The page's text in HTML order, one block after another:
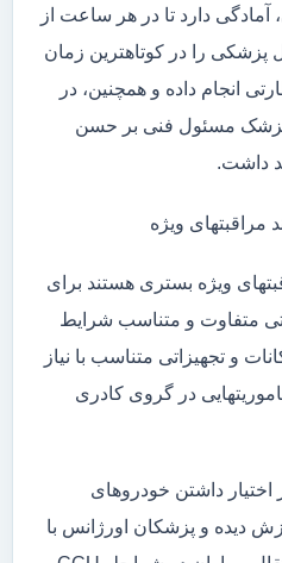
آمادگی دارد تا در هر ساعت از
پزشکی را در کوتاهترین زمان
انجام داده و همچنین، در
پزشک مسئول فنی بر حسن
داشت.
مراقبتهای ویژه
ویژه بستری هستند برای
متفاوت و متناسب شرایط
و تجهیزاتی متناسب با نیاز
در گروی کادری
اختیار داشتن خودروهای
دیده و پزشکان اورژانس با